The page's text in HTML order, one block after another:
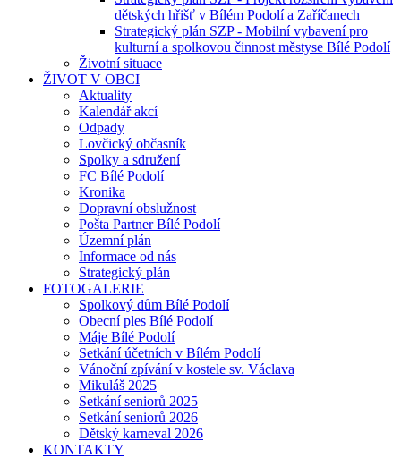
dětských hřišť v Bílém Podolí a Zaříčanech
Strategický plán SZP - Mobilní vybavení pro
kulturní a spolkovou činnost městyse Bílé Podolí
Životní situace
ŽIVOT V OBCI
Aktuality
Kalendář akcí
Odpady
Lovčický občasník
Spolky a sdružení
FC Bílé Podolí
Kronika
Dopravní obslužnost
Pošta Partner Bílé Podolí
Územní plán
Informace od nás
Strategický plán
FOTOGALERIE
Spolkový dům Bílé Podolí
Obecní ples Bílé Podolí
Máje Bílé Podolí
Setkání účetních v Bílém Podolí
Vánoční zpívání v kostele sv. Václava
Mikuláš 2025
Setkání seniorů 2025
Setkání seniorů 2026
Dětský karneval 2026
KONTAKTY